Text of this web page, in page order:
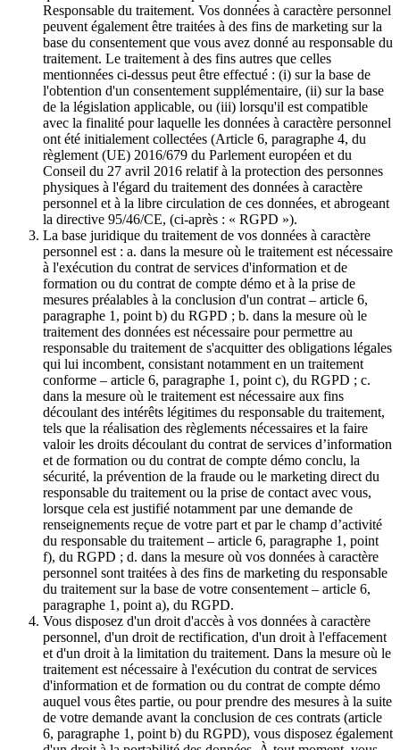
Responsable du traitement. Vos données à caractère personnel
peuvent également être traitées à des fins de marketing sur la
base du consentement que vous avez donné au responsable du
traitement. Le traitement à des fins autres que celles
mentionnées ci-dessus peut être effectué : (i) sur la base de
l'obtention d'un consentement supplémentaire, (ii) sur la base
de la législation applicable, ou (iii) lorsqu'il est compatible
avec la finalité pour laquelle les données à caractère personnel
ont été initialement collectées (Article 6, paragraphe 4, du
règlement (UE) 2016/679 du Parlement européen et du
Conseil du 27 avril 2016 relatif à la protection des personnes
physiques à l'égard du traitement des données à caractère
personnel et à la libre circulation de ces données, et abrogeant
la directive 95/46/CE, (ci-après : « RGPD »).
La base juridique du traitement de vos données à caractère
personnel est : a. dans la mesure où le traitement est nécessaire
à l'exécution du contrat de services d'information et de
formation ou du contrat de compte démo et à la prise de
mesures préalables à la conclusion d'un contrat – article 6,
paragraphe 1, point b) du RGPD ; b. dans la mesure où le
traitement des données est nécessaire pour permettre au
responsable du traitement de s'acquitter des obligations légales
qui lui incombent, consistant notamment en un traitement
conforme – article 6, paragraphe 1, point c), du RGPD ; c.
dans la mesure où le traitement est nécessaire aux fins
découlant des intérêts légitimes du responsable du traitement,
tels que la réalisation des règlements nécessaires et la faire
valoir les droits découlant du contrat de services d’information
et de formation ou du contrat de compte démo conclu, la
sécurité, la prévention de la fraude ou le marketing direct du
responsable du traitement ou la prise de contact avec vous,
lorsque cela est justifié notamment par une demande de
renseignements reçue de votre part et par le champ d’activité
du responsable du traitement – article 6, paragraphe 1, point
f), du RGPD ; d. dans la mesure où vos données à caractère
personnel sont traitées à des fins de marketing du responsable
du traitement sur la base de votre consentement – article 6,
paragraphe 1, point a), du RGPD.
Vous disposez d'un droit d'accès à vos données à caractère
personnel, d'un droit de rectification, d'un droit à l'effacement
et d'un droit à la limitation du traitement. Dans la mesure où le
traitement est nécessaire à l'exécution du contrat de services
d'information et de formation ou du contrat de compte démo
auquel vous êtes partie, ou pour prendre des mesures à la suite
de votre demande avant la conclusion de ces contrats (article
6, paragraphe 1, point b) du RGPD), vous disposez également